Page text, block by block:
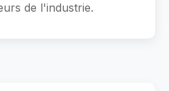
de l'industrie.